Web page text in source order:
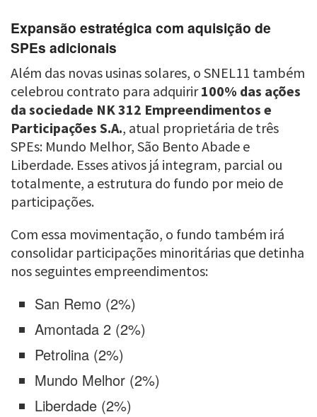
Expansão estratégica com aquisição de
SPEs adicionais
Além das novas usinas solares, o SNEL11 também
celebrou contrato para adquirir100% das ações
da sociedade NK 312 Empreendimentos e
Participações S.A., atual proprietária de três
SPEs: Mundo Melhor, São Bento Abade e
Liberdade. Esses ativos já integram, parcial ou
totalmente, a estrutura do fundo por meio de
participações.
Com essa movimentação, o fundo também irá
consolidar participações minoritárias que detinha
nos seguintes empreendimentos:
San Remo (2%)
Amontada 2 (2%)
Petrolina (2%)
Mundo Melhor (2%)
Liberdade (2%)